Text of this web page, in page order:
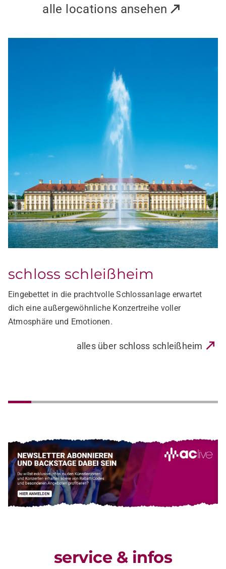
alle locations ansehen
schlossgarten insel mainau
Mitten im Herzen des Bodensees, umgeben von
mediterraner Parklandschaft, veranstalten wir eine
außergewöhnliche Konzertreihe auf der Insel Mainau.
alles über schlossgarten insel mainau
service & infos